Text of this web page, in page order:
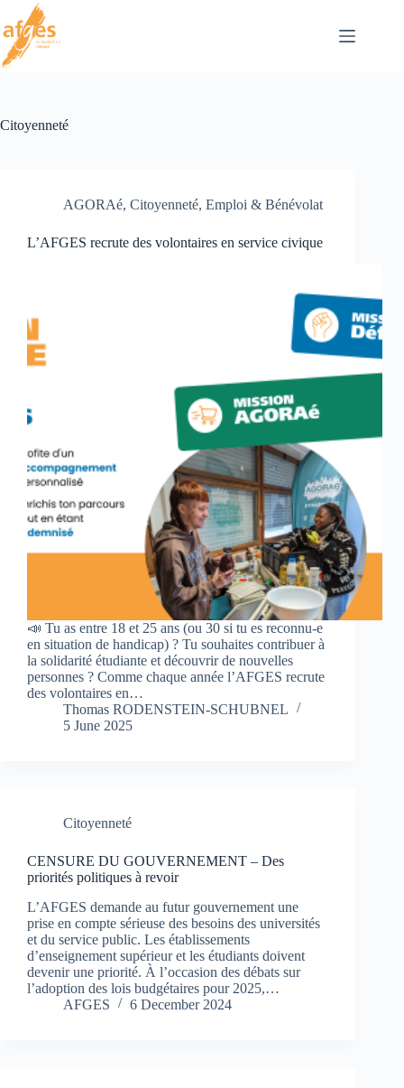
to
content
Citoyenneté
AGORAé, Citoyenneté, Emploi & Bénévolat
L’AFGES recrute des volontaires en service civique
📣 Tu as entre 18 et 25 ans (ou 30 si tu es reconnu-e
en situation de handicap) ? Tu souhaites contribuer à
la solidarité étudiante et découvrir de nouvelles
personnes ? Comme chaque année l’AFGES recrute
des volontaires en…
Thomas RODENSTEIN-SCHUBNEL
5 June 2025
Citoyenneté
CENSURE DU GOUVERNEMENT – Des
priorités politiques à revoir
L’AFGES demande au futur gouvernement une
prise en compte sérieuse des besoins des universités
et du service public. Les établissements
d’enseignement supérieur et les étudiants doivent
devenir une priorité. À l’occasion des débats sur
l’adoption des lois budgétaires pour 2025,…
AFGES
6 December 2024